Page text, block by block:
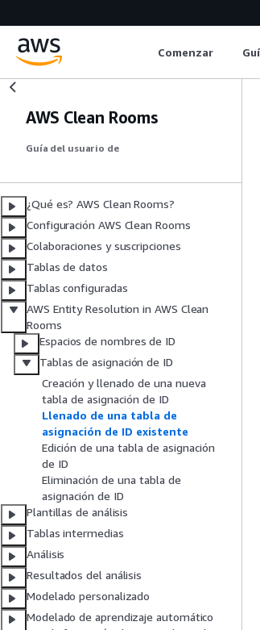
Comenzar
AWS Clean Rooms
Guía del usuario de
¿Qué es? AWS Clean Rooms?
Configuración AWS Clean Rooms
Colaboraciones y suscripciones
Tablas de datos
Tablas configuradas
AWS Entity Resolution in AWS Clean
Rooms
Espacios de nombres de ID
Tablas de asignación de ID
Creación y llenado de una nueva
tabla de asignación de ID
Llenado de una tabla de
asignación de ID existente
Edición de una tabla de asignación
de ID
Eliminación de una tabla de
asignación de ID
Plantillas de análisis
Tablas intermedias
Análisis
Resultados del análisis
Modelado personalizado
Modelado de aprendizaje automático